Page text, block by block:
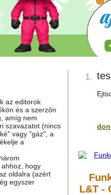
az editorok
és a szerzőn
amíg nem
szavazatot (nincs
vagy "gáz", a
a
hogy
oldalra (azért
egyszer
1.
L&T -